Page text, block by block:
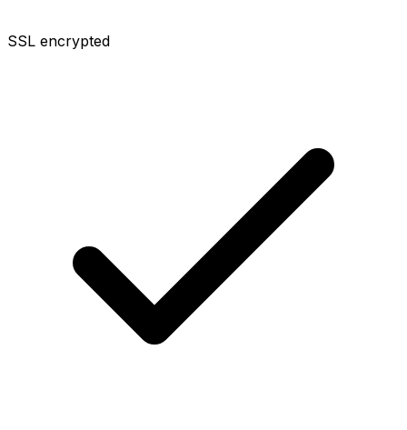
SSL encrypted